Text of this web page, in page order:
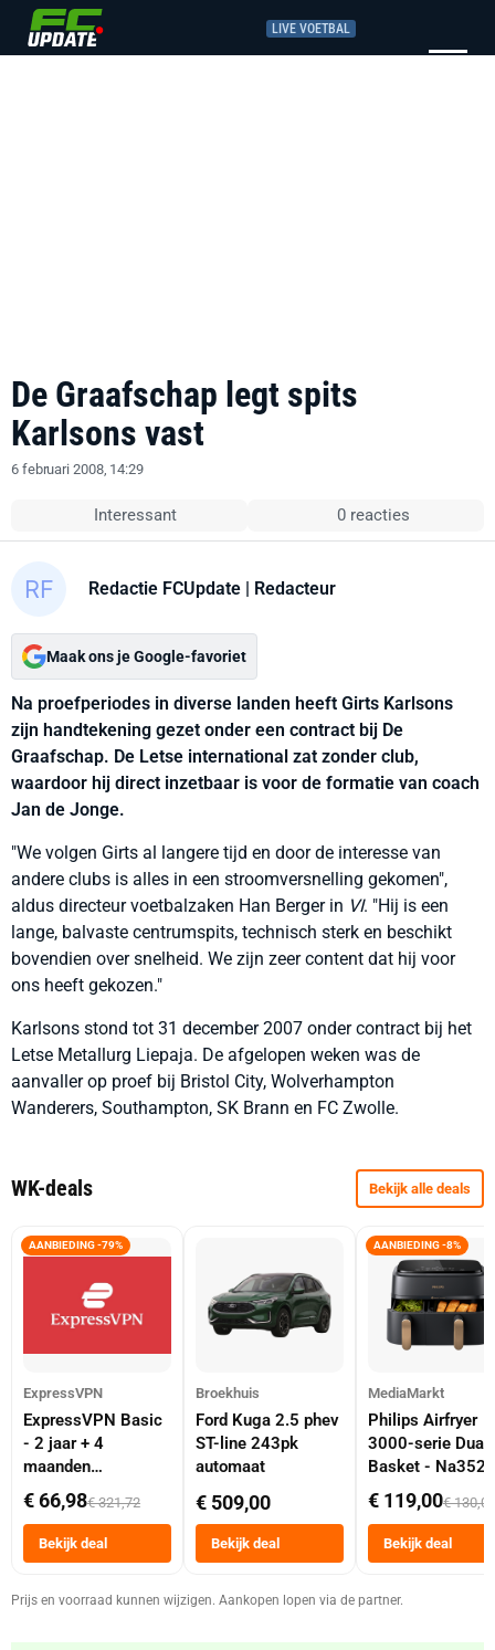
LIVE VOETBAL
De Graafschap legt spits
Karlsons vast
6 februari 2008, 14:29
Interessant 0 reacties
Redactie FCUpdate | Redacteur
Maak ons je Google-favoriet
Na proefperiodes in diverse landen heeft Girts Karlsons
zijn handtekening gezet onder een contract bij De
Graafschap. De Letse international zat zonder club,
waardoor hij direct inzetbaar is voor de formatie van coach
Jan de Jonge.
"We volgen Girts al langere tijd en door de interesse van
andere clubs is alles in een stroomversnelling gekomen",
aldus directeur voetbalzaken Han Berger in VI. "Hij is een
lange, balvaste centrumspits, technisch sterk en beschikt
bovendien over snelheid. We zijn zeer content dat hij voor
ons heeft gekozen."
Karlsons stond tot 31 december 2007 onder contract bij het
Letse Metallurg Liepaja. De afgelopen weken was de
aanvaller op proef bij Bristol City, Wolverhampton
Wanderers, Southampton, SK Brann en FC Zwolle.
WK-deals Bekijk alle deals
AANBIEDING -79%
ExpressVPN
ExpressVPN Basic
- 2 jaar + 4
maanden
abonnement
€ 66,98€ 321,72
Bekijk deal
Broekhuis
Ford Kuga 2.5 phev
ST-line 243pk
automaat
€ 509,00
Bekijk deal
AANBIEDING -8%
MediaMarkt
Philips Airfryer
3000-serie Dual
Basket -
Dubbele Mand 9
Tot 6 Personen
Heteluchtfriteuse
Zwart
€ 119,00€ 130,00
Bekijk deal
Prijs en voorraad kunnen wijzigen. Aankopen lopen via de partner.